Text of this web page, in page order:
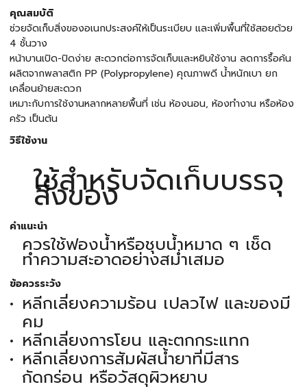
คุณสมบัติ
ช่วยจัดเก็บสิ่งของอเนกประสงค์ให้เป็นระเบียบ และเพิ่มพื้นที่ใช้สอยด้วย
4 ชั้นวาง
หน้าบานเปิด-ปิดง่าย สะดวกต่อการจัดเก็บและหยิบใช้งาน ลดการรื้อค้น
ผลิตจากพลาสติก PP (Polypropylene) คุณภาพดี น้ำหนักเบา ยก
เคลื่อนย้ายสะดวก
เหมาะกับการใช้งานหลากหลายพื้นที่ เช่น ห้องนอน, ห้องทำงาน หรือห้อง
ครัว เป็นต้น
วิธีใช้งาน
ใช้สำหรับจัดเก็บบรรจุ
สิ่งของ
คำแนะนำ
ควรใช้ฟองน้ำหรือชุบน้ำหมาด ๆ เช็ด
ทำความสะอาดอย่างสม่ำเสมอ
ข้อควรระวัง
หลีกเลี่ยงความร้อน เปลวไฟ และของมี
คม
หลีกเลี่ยงการโยน และตกกระแทก
หลีกเลี่ยงการสัมผัสน้ำยาที่มีสาร
กัดกร่อน หรือวัสดุผิวหยาบ